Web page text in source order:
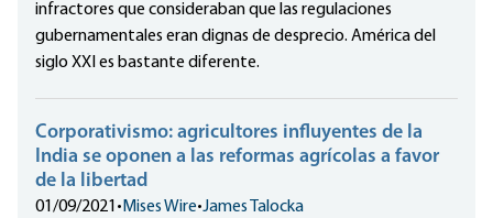
infractores que consideraban que las regulaciones
gubernamentales eran dignas de desprecio. América del
siglo XXI es bastante diferente.
Corporativismo: agricultores influyentes de la
India se oponen a las reformas agrícolas a favor
de la libertad
01/09/2021•Mises Wire•James Talocka